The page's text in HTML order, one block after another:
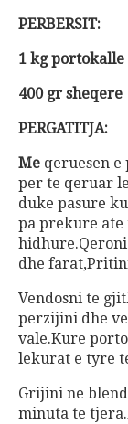
PERBERSIT:
1 kg portokalle
400 gr sheqere
PERGATITJA:
Me qeruesen
per te qeruar
duke pasure
pa prekure ate
dhe
Vendosni te
perzijini dhe
vale.Kure
lekurat e tyre
Grijini ne
minuta te